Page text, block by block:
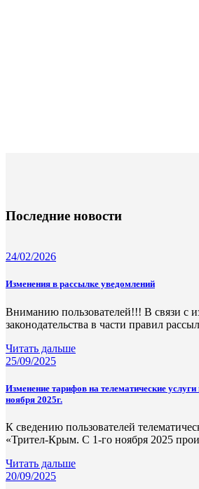
Последние новости
24/02/2026
Изменения в рассылке уведомлений
Вниманию пользователей!!! В связи с
законодательства в части правил
Читать дальше
25/09/2025
Изменение тарифов на телематические
ноября 2025г.
К сведению пользователей
«Трител-Крым. С 1-го ноября 2025
Читать дальше
20/09/2025